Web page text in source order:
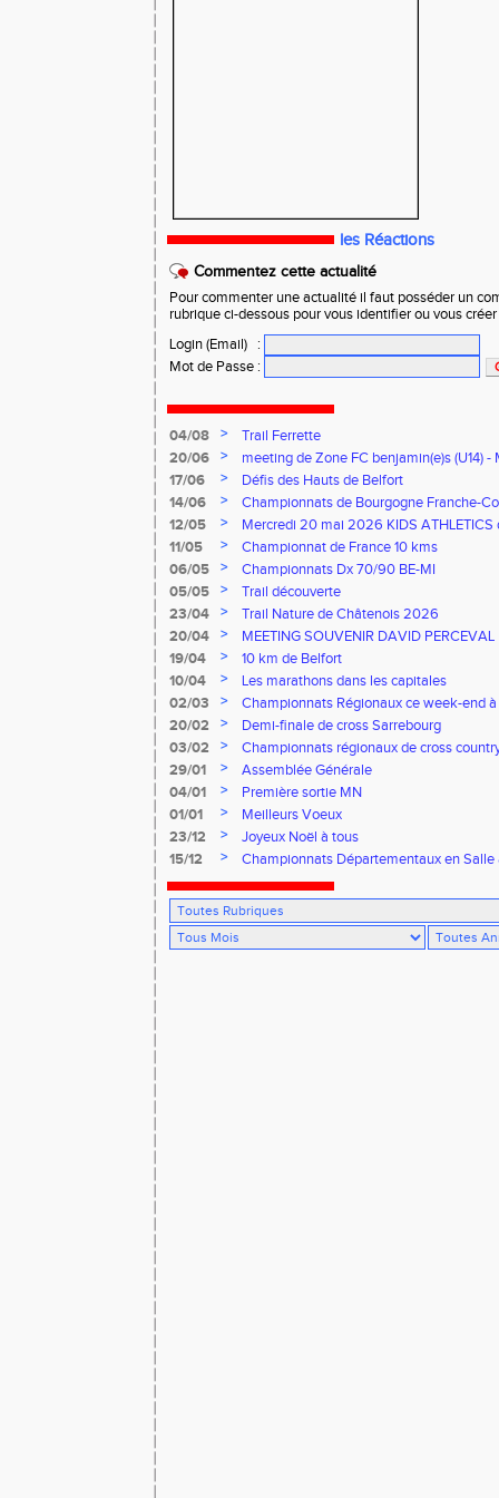
les Réactions
Commentez cette actualité
Pour commenter une actualité il faut posséder un
rubrique ci-dessous pour vous identifier ou vous
Login (Email)
:
Mot de Passe :
04/08 >
Trail Ferrette
20/06
>
meeting de Zone FC benjamin(e)s (U14) -
17/06
>
Défis des Hauts de Belfort
14/06
>
Championnats de Bourgogne Franche-
Florentin, le 14 juin 2026
12/05 >
Mercredi 20 mai 2026 KIDS ATHLETICS
11/05
>
Championnat de France 10 kms
06/05
>
Championnats Dx 70/90 BE-MI
05/05
>
Trail découverte
23/04
>
Trail Nature de Châtenois 2026
20/04
>
MEETING SOUVENIR DAVID PERCEVAL
19/04
>
10 km de Belfort
10/04
>
Les marathons dans les capitales
02/03
>
Championnats Régionaux ce week-end
20/02
>
Demi-finale de cross Sarrebourg
03/02
>
Championnats régionaux de cross
29/01
>
Assemblée Générale
04/01
>
Première sortie MN
01/01
>
Meilleurs Voeux
23/12
>
Joyeux Noël à tous
15/12
> Championnats Départementaux en Salle